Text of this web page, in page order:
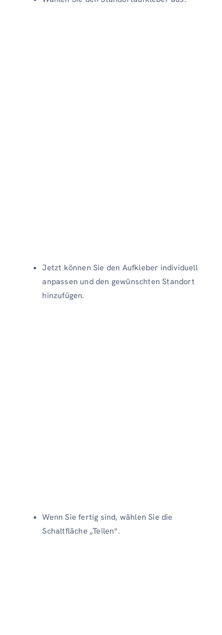
Jetzt können Sie den Aufkleber individuell
anpassen und den gewünschten Standort
hinzufügen.
Wenn Sie fertig sind, wählen Sie die
Schaltfläche „Teilen“.